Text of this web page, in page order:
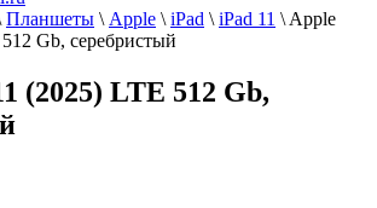
Планшеты \ Apple \ iPad \ iPad 11 \ Apple
Gb, серебристый
(2025) LTE 512 Gb,